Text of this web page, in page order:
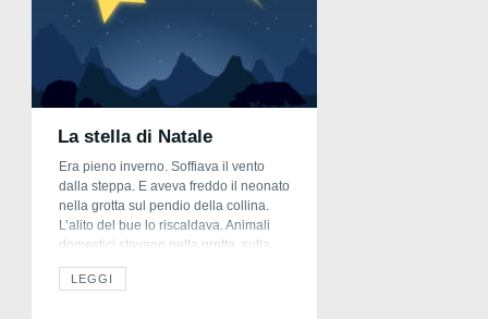
La stella di Natale
Era pieno inverno. Soffiava il vento
dalla steppa. E aveva freddo il neonato
nella grotta sul pendio della collina.
L’alito del bue lo riscaldava. Animali
domestici stavano nella grotta, sulla
culla vagava un tiepido vapore. Scossi
dalle pelli le paglie del giaciglio e i
LEGGI